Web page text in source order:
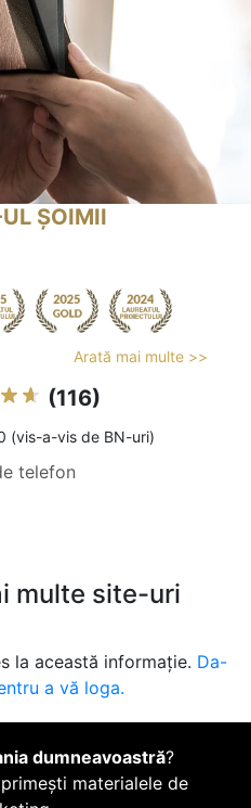
ȘOIMII
Arată mai multe >>
(116)
(vis-a-vis de BN-uri)
telefon
multe site-uri
la această informație. Da-
a vă loga.
dumneavoastră?
materialele de